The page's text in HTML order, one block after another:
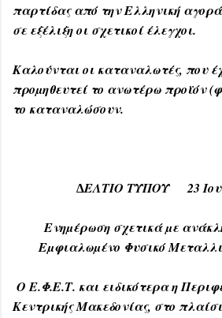
παρτίδας από την Ελληνική
σε εξέλιξη οι σχετικοί έλεγχοι.
Καλούνται οι καταναλωτές, που
προµηθευτεί το ανωτέρω προϊόν
το καταναλώσουν.
∆ΕΛΤΙΟ ΤΥΠΟΥ 23
Ενηµέρωση σχετικά µε
Εµφιαλωµένο Φυσικό
Ο Ε.Φ.Ε.Τ. και ειδικότερα η
Κεντρικής Μακεδονίας, στο